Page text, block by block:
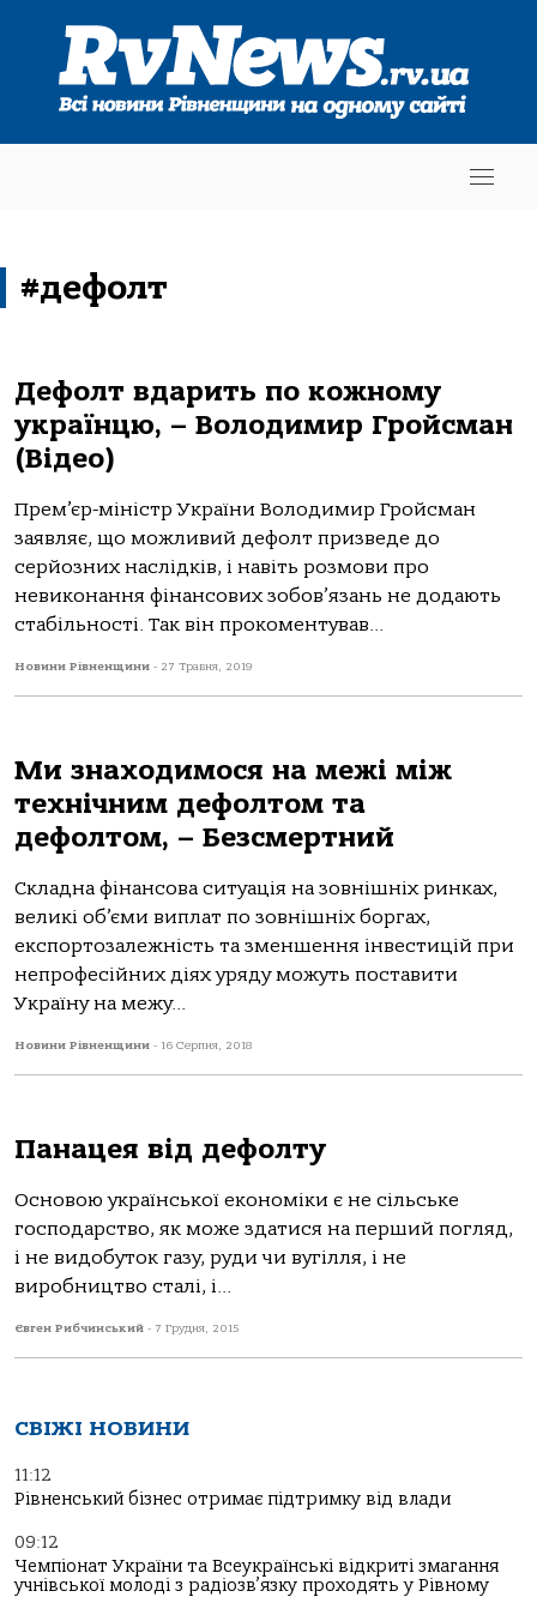
#дефолт
Дефолт вдарить по кожному
українцю, – Володимир Гройсман
(Відео)
Прем’єр-міністр України Володимир Гройсман
заявляє, що можливий дефолт призведе до
серйозних наслідків, і навіть розмови про
невиконання фінансових зобов’язань не додають
стабільності. Так він прокоментував...
Новини Рівненщини - 27 Травня, 2019
Ми знаходимося на межі між
технічним дефолтом та
дефолтом, – Безсмертний
Складна фінансова ситуація на зовнішніх ринках,
великі об’єми виплат по зовнішніх боргах,
експортозалежність та зменшення інвестицій при
непрофесійних діях уряду можуть поставити
Україну на межу...
Новини Рівненщини - 16 Серпня, 2018
Панацея від дефолту
Основою української економіки є не сільське
господарство, як може здатися на перший погляд,
і не видобуток газу, руди чи вугілля, і не
виробництво сталі, і...
Євген Рибчинський - 7 Грудня, 2015
СВІЖІ НОВИНИ
11:12
Рівненський бізнес отримає підтримку від влади
09:12
Чемпіонат України та Всеукраїнські відкриті змагання
учнівської молоді з радіозв’язку проходять у Рівному